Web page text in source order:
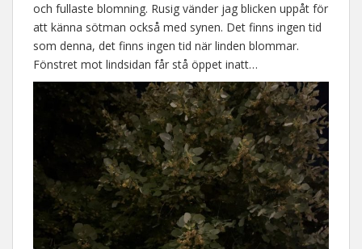
och fullaste blomning. Rusig vänder jag blicken uppåt för
att känna sötman också med synen. Det finns ingen tid
som denna, det finns ingen tid när linden blommar.
Fönstret mot lindsidan får stå öppet inatt…